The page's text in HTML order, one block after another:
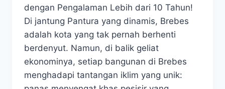
dengan Pengalaman Lebih dari 10 Tahun!
Di jantung Pantura yang dinamis, Brebes
adalah kota yang tak pernah berhenti
berdenyut. Namun, di balik geliat
ekonominya, setiap bangunan di Brebes
menghadapi tantangan iklim yang unik: